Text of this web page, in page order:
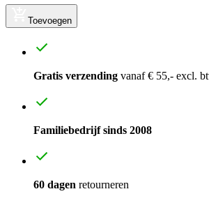
Toevoegen
Gratis verzending vanaf € 55,- excl.
Familiebedrijf sinds 2008
60 dagen retourneren